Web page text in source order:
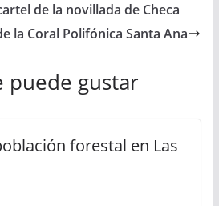
de la novillada de Checa
la Coral Polifónica Santa Ana
puede gustar
forestal en Las